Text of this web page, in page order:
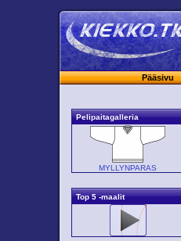
Pääsivu
Pelipaitagalleria
MYLLYNPARAS
Top 5 -maalit